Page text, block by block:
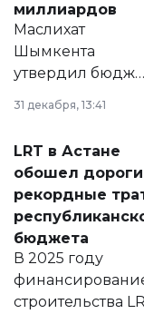
миллиардов
Маслихат
Шымкента
утвердил бюджет
города на 2026–
2028 годы.
документ
появился в базе
нормативных
правовых актов
на сайте маслихат
города.
31 декабря, 13:41
LRT в Астане
обошел
рекордные
бюджета
В 2025 году
строительства